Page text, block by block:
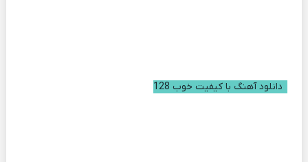
دانلود آهنگ با کیفیت خوب 128